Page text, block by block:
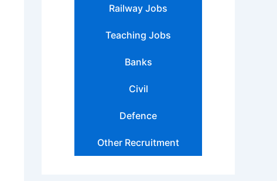
Railway Jobs
Teaching Jobs
Banks
Civil
Defence
Other Recruitment